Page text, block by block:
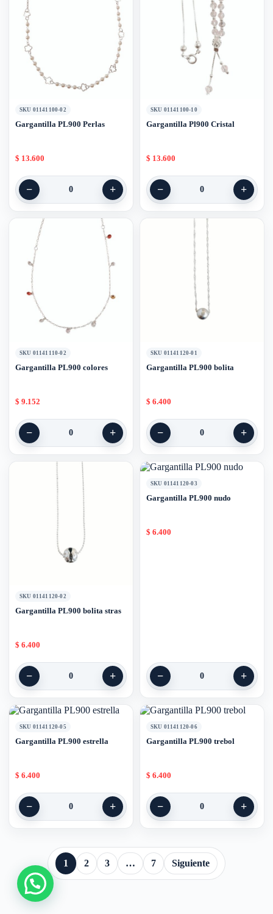
SKU 01141100-02
Gargantilla PL900 Perlas
$ 13.600
− 0 +
SKU 01141100-10
Gargantilla Pl900 Cristal
$ 13.600
− 0 +
SKU 01141110-02
Gargantilla PL900 colores
$ 9.152
− 0 +
SKU 01141120-01
Gargantilla PL900 bolita
$ 6.400
− 0 +
SKU 01141120-02
Gargantilla PL900 bolita stras
$ 6.400
− 0 +
SKU 01141120-03
Gargantilla PL900 nudo
$ 6.400
− 0 +
SKU 01141120-05
Gargantilla PL900 estrella
$ 6.400
− 0 +
SKU 01141120-06
Gargantilla PL900 trebol
$ 6.400
− 0 +
1 2 3 … 7 Siguiente